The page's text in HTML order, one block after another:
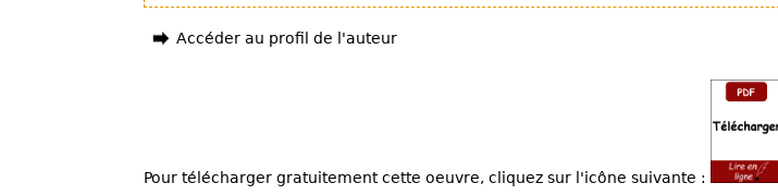
Accéder au profil de l'auteur
Pour télécharger gratuitement cette oeuvre, cliquez sur l'icône suivante :